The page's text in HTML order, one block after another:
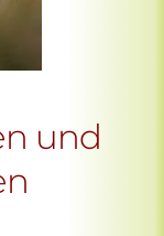
und